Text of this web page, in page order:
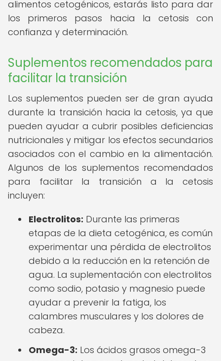
alimentos cetogénicos, estarás listo para dar
los primeros pasos hacia la cetosis con
confianza y determinación.
Suplementos recomendados para
facilitar la transición
Los suplementos pueden ser de gran ayuda
durante la transición hacia la cetosis, ya que
pueden ayudar a cubrir posibles deficiencias
nutricionales y mitigar los efectos secundarios
asociados con el cambio en la alimentación.
Algunos de los suplementos recomendados
para facilitar la transición a la cetosis
incluyen:
Electrolitos: Durante las primeras
etapas de la dieta cetogénica, es común
experimentar una pérdida de electrolitos
debido a la reducción en la retención de
agua. La suplementación con electrolitos
como sodio, potasio y magnesio puede
ayudar a prevenir la fatiga, los
calambres musculares y los dolores de
cabeza.
Omega-3: Los ácidos grasos omega-3